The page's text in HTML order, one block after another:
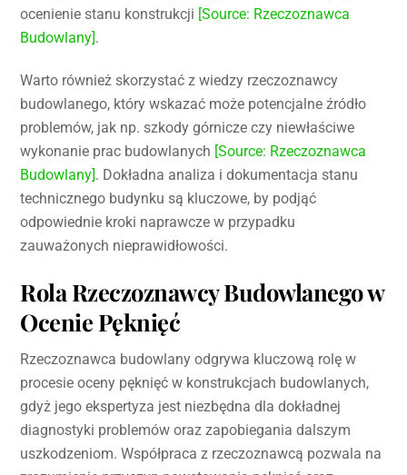
ocenienie stanu konstrukcji [Source: Rzeczoznawca
Budowlany].
Warto również skorzystać z wiedzy rzeczoznawcy
budowlanego, który wskazać może potencjalne źródło
problemów, jak np. szkody górnicze czy niewłaściwe
wykonanie prac budowlanych [Source: Rzeczoznawca
Budowlany]. Dokładna analiza i dokumentacja stanu
technicznego budynku są kluczowe, by podjąć
odpowiednie kroki naprawcze w przypadku
zauważonych nieprawidłowości.
Rola Rzeczoznawcy Budowlanego w
Ocenie Pęknięć
Rzeczoznawca budowlany odgrywa kluczową rolę w
procesie oceny pęknięć w konstrukcjach budowlanych,
gdyż jego ekspertyza jest niezbędna dla dokładnej
diagnostyki problemów oraz zapobiegania dalszym
uszkodzeniom. Współpraca z rzeczoznawcą pozwala na